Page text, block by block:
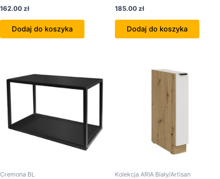
162.00zł
Dodaj do koszyka
185.00zł
Dodaj do koszyka
Cremona BL Kolekcja ARIA Biały/Artisan